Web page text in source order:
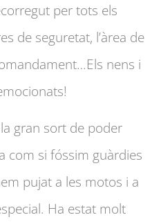
per tots els
de seguretat, l’àrea de
nens i
gran sort de poder
com si fóssim guàrdies
pujat a les motos i a
Ha estat molt